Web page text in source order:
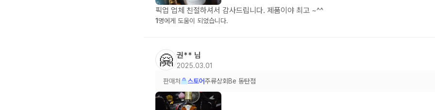
픽업 업체 친절하셔서 감사드립니다. 제품이야 최고 ~^^
1 명에게 도움이 되었습니다.
🤗 권** 님
2025.03.01
판매처 스토어주류상회Be 동탄점